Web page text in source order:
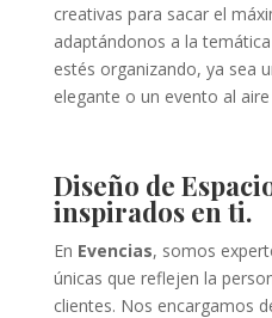
creativas para sacar el
adaptándonos a la
estés organizando, ya sea
elegante o un evento al aire
Diseño de
inspirados en ti.
En Evencias, somos
únicas que reflejen la
clientes. Nos encargamos